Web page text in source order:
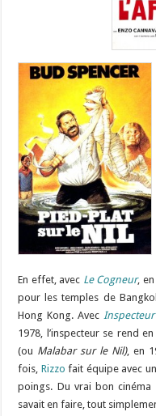
En effet, avec Le Cogneur,
pour les temples de
Hong Kong. Avec
1978, l’inspecteur se rend
(ou Malabar sur le Nil), en
fois, Rizzo fait équipe avec
poings. Du vrai bon cinéma
savait en faire, tout